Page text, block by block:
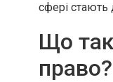
сфері стають
Що
право?